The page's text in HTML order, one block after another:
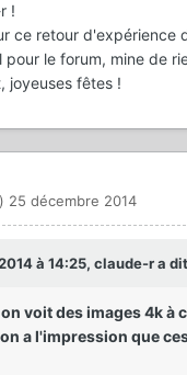
!
ce retour d'expérience
le forum, mine de
joyeuses fêtes !
25 décembre 2014
à 14:25, claude-r a
voit des images 4k à
a l'impression que